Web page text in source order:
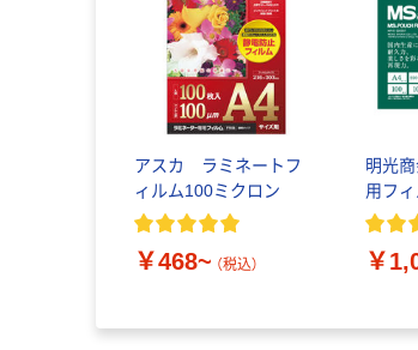
アスカ ラミネートフ
ィルム100ミクロン
￥468~ （税込）
明光
用フ
￥